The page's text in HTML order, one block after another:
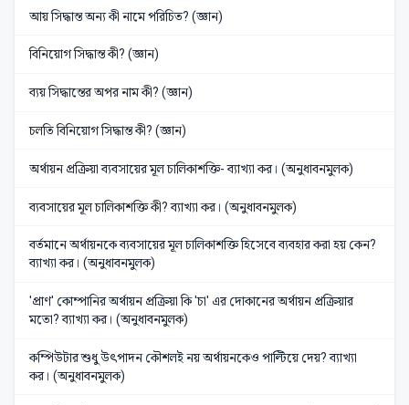
আয় সিদ্ধান্ত অন্য কী নামে পরিচিত? (জ্ঞান)
বিনিয়োগ সিদ্ধান্ত কী? (জ্ঞান)
ব্যয় সিদ্ধান্তের অপর নাম কী? (জ্ঞান)
চলতি বিনিয়োগ সিদ্ধান্ত কী? (জ্ঞান)
অর্থায়ন প্রক্রিয়া ব্যবসায়ের মূল চালিকাশক্তি- ব্যাখ্যা কর। (অনুধাবনমুলক)
ব্যবসায়ের মূল চালিকাশক্তি কী? ব্যাখ্যা কর। (অনুধাবনমুলক)
বর্তমানে অর্থায়নকে ব্যবসায়ের মূল চালিকাশক্তি হিসেবে ব্যবহার করা হয় কেন?
ব্যাখ্যা কর। (অনুধাবনমুলক)
'প্রাণ' কোম্পানির অর্থায়ন প্রক্রিয়া কি 'চা' এর দোকানের অর্থায়ন প্রক্রিয়ার
মতো? ব্যাখ্যা কর। (অনুধাবনমুলক)
কম্পিউটার শুধু উৎপাদন কৌশলই নয় অর্থায়নকেও পাল্টিয়ে দেয়? ব্যাখ্যা
কর। (অনুধাবনমুলক)